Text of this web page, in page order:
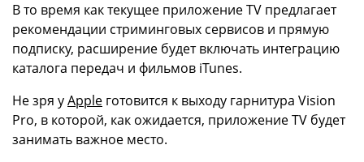
В то время как текущее приложение TV предлагает
рекомендации стриминговых сервисов и прямую
подписку, расширение будет включать интеграцию
каталога передач и фильмов iTunes.
Не зря уApple готовится к выходу гарнитура Vision
Pro, в которой, как ожидается, приложение TV будет
занимать важное место.